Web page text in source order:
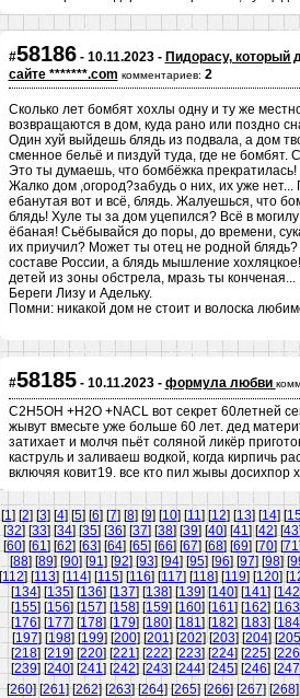
#58186- 10.11.2023 - Пидорасу, который
сайте *******.com комментариев: 2
Сколько лет бомбят хохлы одну и ту же
возвращаются в дом, куда рано или поздно
Один хуй выйдешь блядь из подвала, а дом
сменное бельё и пиздуй туда, где не бомбят.
Это ты думаешь, что бомбёжка
Жалко дом ,огород?забудь о них, их уже
ебанутая вот и всё, блядь. Жалуешься, что
блядь! Хуле ты за дом уцепился? Всё в
ёбаная! Сьёбывайся до поры, до времени,
их приучил? Может ты отец не родной
составе России, а блядь мышление
детей из зоны обстрела, мразь ты конченая...
Береги Лизу и Адельку.
Помни: никакой дом не стоит и волоска
#58185- 10.11.2023 - формула любви
С2Н5ОН +Н2О +NACL вот секрет 60летней
жывут вмесьте уже больше 60 лет. дед
затихает и молчя пьёт соляной ликёр
каструль и заливаеш водкой, когда кирпичь
включяя ковит19. все кто пил жывы
[1] [2] [3] [4] [5] [6] [7] [8] [9] [10] [11] [12] [13] [14] [
[32] [33] [34] [35] [36] [37] [38] [39] [40] [41] [42] [43
[60] [61] [62] [63] [64] [65] [66] [67] [68] [69] [70] [71
[88] [89] [90] [91] [92] [93] [94] [95] [96] [97] [98] [
[112] [113] [114] [115] [116] [117] [118] [119] [120] [
[134] [135] [136] [137] [138] [139] [140] [141] [142
[155] [156] [157] [158] [159] [160] [161] [162] [163
[176] [177] [178] [179] [180] [181] [182] [183] [184
[197] [198] [199] [200] [201] [202] [203] [204] [205
[218] [219] [220] [221] [222] [223] [224] [225] [226
[239] [240] [241] [242] [243] [244] [245] [246] [247
[260] [261] [262] [263] [264] [265] [266] [267] [268